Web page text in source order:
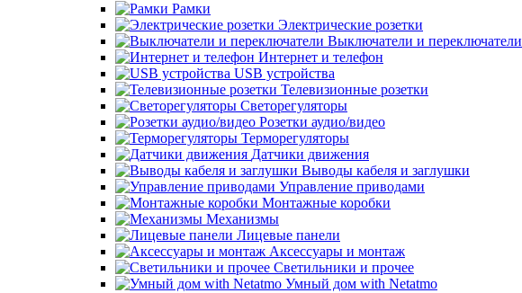
Рамки
Электрические розетки
Выключатели и переключатели
Интернет и телефон
USB устройства
Телевизионные розетки
Светорегуляторы
Розетки аудио/видео
Терморегуляторы
Датчики движения
Выводы кабеля и заглушки
Управление приводами
Монтажные коробки
Механизмы
Лицевые панели
Аксессуары и монтаж
Светильники и прочее
Умный дом with Netatmo